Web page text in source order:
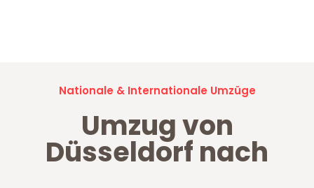
Nationale & Internationale Umzüge
Umzug von
Düsseldorf nach